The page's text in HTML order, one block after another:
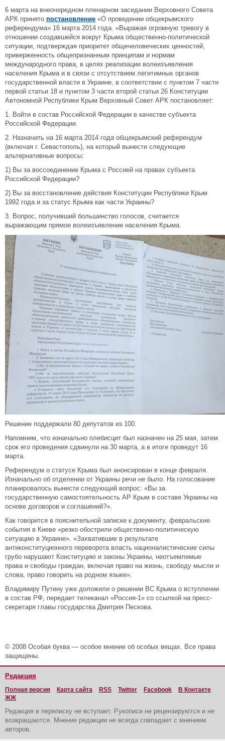
6 марта на внеочередном пленарном заседании Верховного Совета
АРК принято постановление «О проведении общекрымского
референдума» 16 марта 2014 года. «Выражая огромную тревогу в
отношении создавшейся вокруг Крыма общественно-политической
ситуации, подтверждая приоритет общечеловеческих ценностей,
приверженность общепризнанным принципам и нормам
международного права, в целях реализации волеизъявления
населения Крыма и в связи с отсутствием легитимных органов
государственной власти в Украине, в соответствии с пунктом 7 части
первой статьи 18 и пунктом 3 части второй статьи 26 Конституции
Автономной Республики Крым Верховный Совет АРК постановляет:
1. Войти в состав Российской Федерации в качестве субъекта
Российской Федерации.
2. Назначить на 16 марта 2014 года общекрымский референдум
(включая г. Севастополь), на который вынести следующие
альтернативные вопросы:
1) Вы за воссоединение Крыма с Россией на правах субъекта
Российской Федерации?
2) Вы за восстановление действия Конституции Республики Крым
1992 года и за статус Крыма как части Украины?
3. Вопрос, получивший большинство голосов, считается
выражающим прямое волеизъявление населения Крыма.
Решение поддержали 80 депутатов из 100.
Напомним, что изначально плебисцит был назначен на 25 мая, затем
срок его проведения сдвинули на 30 марта, а в итоге проведут 16
марта.
Референдум о статусе Крыма был анонсирован в конце февраля.
Изначально об отделении от Украины речи не было. На голосование
планировалось вынести следующий вопрос: «Вы за
государственную самостоятельность АР Крым в составе Украины на
основе договоров и соглашений?».
Как говорится в пояснительной записке к документу, февральские
события в Киеве «резко обострили общественно-политическую
ситуацию в Украине». «Захватившие в результате
антиконституционного переворота власть националистические силы
грубо нарушают Конституцию и законы Украины, неотъемлемые
права и свободы граждан, включая право на жизнь, свободу мысли и
слова, право говорить на родном языке».
Владимиру Путину уже доложили о решении ВС Крыма о вступлении
в состав РФ, передает телеканал «Россия-1» со ссылкой на пресс-
секретаря главы государства Дмитрия Пескова.
© 2008 Особая буква — особое мнение об особых вещах. Все права
защищены.
Редакция
Полная версия Карта сайта RSS Twitter Facebook
В Контакте
ЖЖ
Редакция в переписку не вступает. Рукописи не рецензируются и не
возвращаются. Мнение редакции не всегда совпадает с мнением
авторов.